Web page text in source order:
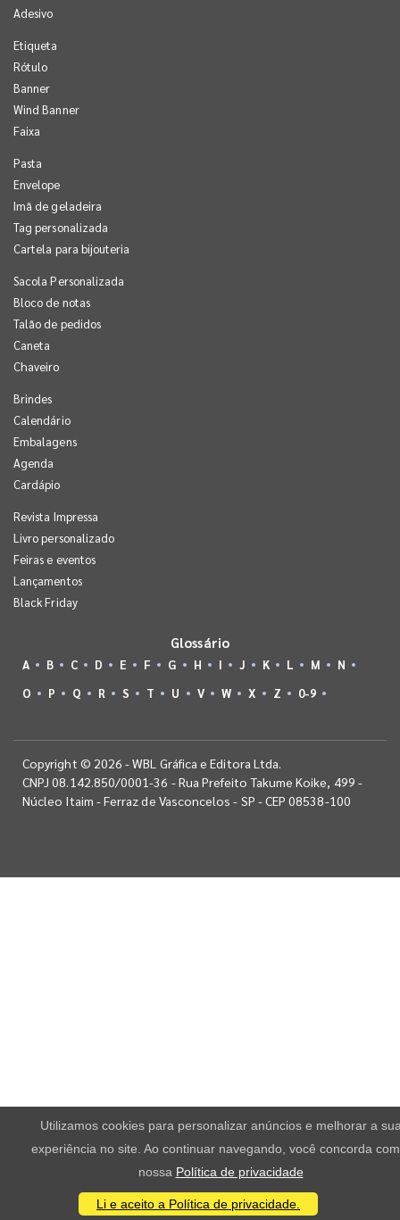
Adesivo
Etiqueta
Rótulo
Banner
Wind Banner
Faixa
Pasta
Envelope
Imã de geladeira
Tag personalizada
Cartela para bijouteria
Sacola Personalizada
Bloco de notas
Talão de pedidos
Caneta
Chaveiro
Brindes
Calendário
Embalagens
Agenda
Cardápio
Revista Impressa
Livro personalizado
Feiras e eventos
Lançamentos
Black Friday
Glossário
A B C D E F G H I J K L M
N
O
P Q R S T U V W X Z 0-9
Copyright © 2026 - WBL Gráfica e Editora Ltda.
CNPJ 08.142.850/0001-36 - Rua Prefeito Takume Koike, 499 -
Núcleo Itaim - Ferraz de Vasconcelos - SP - CEP 08538-100
Utilizamos cookies para personalizar anúncios e melhorar a
experiência no site. Ao continuar navegando, você concorda
nossa Política de privacidade
Li e aceito a Política de privacidade.